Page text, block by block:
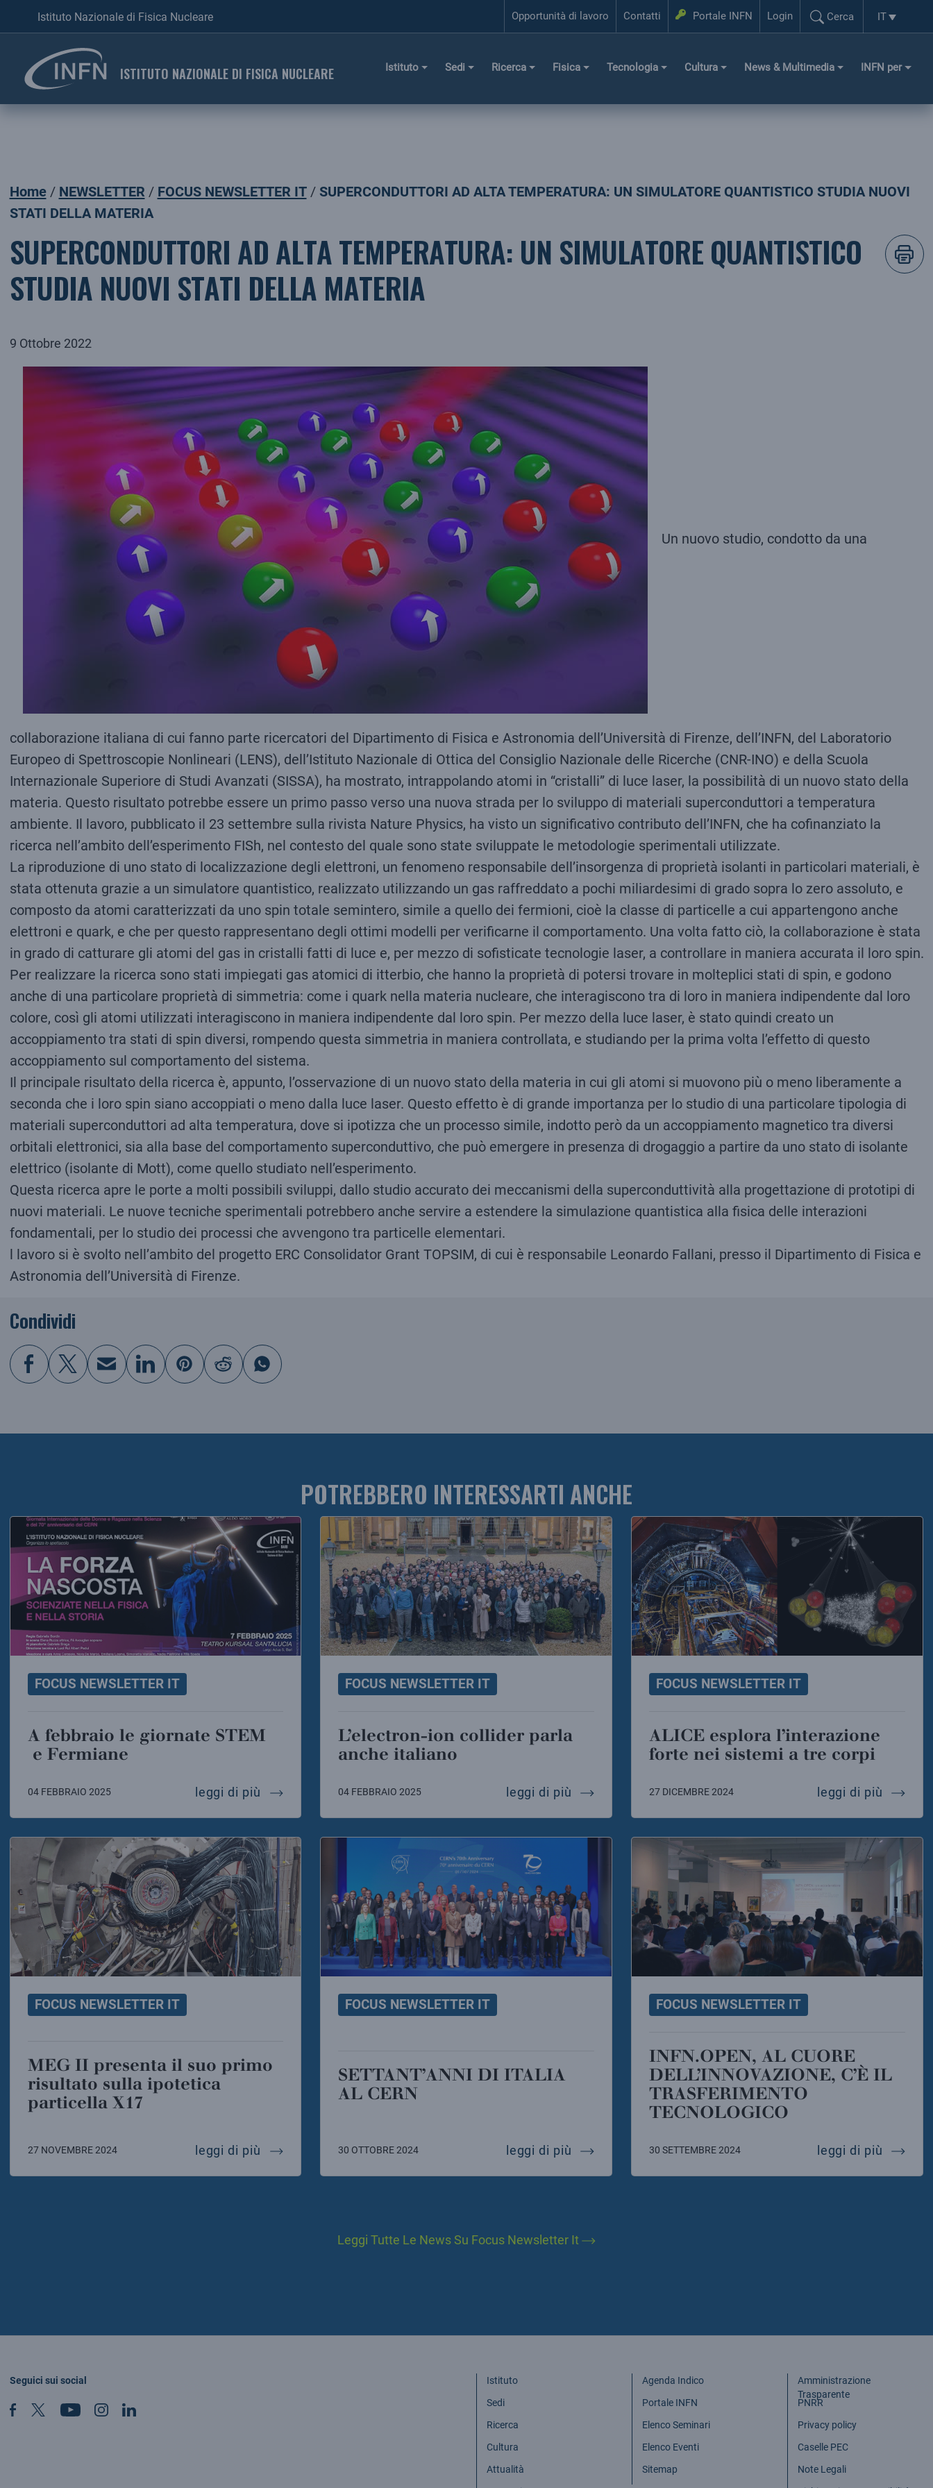
Istituto Nazionale di Fisica Nucleare Opportunità di lavoro Contatti Portale INFN Login
Login
Cerca
Cerca...
Selezione
IT
ISTITUTO NAZIONALE DI FISICA NUCLEARE Istituto Sedi Ricerca Fisica Tecnologia Cultura News & Multimedia INFN per
Home NEWSLETTER FOCUS NEWSLETTER IT
SUPERCONDUTTORI AD ALTA TEMPERATURA: UN SIMULATORE QUANTISTICO STUDIA NUOVI
STATI DELLA MATERIA
SUPERCONDUTTORI AD ALTA TEMPERATURA: UN SIMULATORE QUANTISTICO
STUDIA NUOVI STATI DELLA MATERIA
9 Ottobre 2022
Un nuovo studio, condotto da una
collaborazione italiana di cui fanno parte ricercatori del Dipartimento di Fisica e Astronomia dell’Università di Firenze, dell’INFN, del Laboratorio
Europeo di Spettroscopie Nonlineari (LENS), dell’Istituto Nazionale di Ottica del Consiglio Nazionale delle Ricerche (CNR-INO) e della Scuola
Internazionale Superiore di Studi Avanzati (SISSA), ha mostrato, intrappolando atomi in “cristalli” di luce laser, la possibilità di un nuovo stato della
materia. Questo risultato potrebbe essere un primo passo verso una nuova strada per lo sviluppo di materiali superconduttori a temperatura
ambiente. Il lavoro, pubblicato il 23 settembre sulla rivista Nature Physics, ha visto un significativo contributo dell’INFN, che ha cofinanziato la
ricerca nell’ambito dell’esperimento FISh, nel contesto del quale sono state sviluppate le metodologie sperimentali utilizzate.
La riproduzione di uno stato di localizzazione degli elettroni, un fenomeno responsabile dell’insorgenza di proprietà isolanti in particolari materiali, è
stata ottenuta grazie a un simulatore quantistico, realizzato utilizzando un gas raffreddato a pochi miliardesimi di grado sopra lo zero assoluto, e
composto da atomi caratterizzati da uno spin totale semintero, simile a quello dei fermioni, cioè la classe di particelle a cui appartengono anche
elettroni e quark, e che per questo rappresentano degli ottimi modelli per verificarne il comportamento. Una volta fatto ciò, la collaborazione è stata
in grado di catturare gli atomi del gas in cristalli fatti di luce e, per mezzo di sofisticate tecnologie laser, a controllare in maniera accurata il loro spin.
Per realizzare la ricerca sono stati impiegati gas atomici di itterbio, che hanno la proprietà di potersi trovare in molteplici stati di spin, e godono
anche di una particolare proprietà di simmetria: come i quark nella materia nucleare, che interagiscono tra di loro in maniera indipendente dal loro
colore, così gli atomi utilizzati interagiscono in maniera indipendente dal loro spin. Per mezzo della luce laser, è stato quindi creato un
accoppiamento tra stati di spin diversi, rompendo questa simmetria in maniera controllata, e studiando per la prima volta l’effetto di questo
accoppiamento sul comportamento del sistema.
Il principale risultato della ricerca è, appunto, l’osservazione di un nuovo stato della materia in cui gli atomi si muovono più o meno liberamente a
seconda che i loro spin siano accoppiati o meno dalla luce laser. Questo effetto è di grande importanza per lo studio di una particolare tipologia di
materiali superconduttori ad alta temperatura, dove si ipotizza che un processo simile, indotto però da un accoppiamento magnetico tra diversi
orbitali elettronici, sia alla base del comportamento superconduttivo, che può emergere in presenza di drogaggio a partire da uno stato di isolante
elettrico (isolante di Mott), come quello studiato nell’esperimento.
Questa ricerca apre le porte a molti possibili sviluppi, dallo studio accurato dei meccanismi della superconduttività alla progettazione di prototipi di
nuovi materiali. Le nuove tecniche sperimentali potrebbero anche servire a estendere la simulazione quantistica alla fisica delle interazioni
fondamentali, per lo studio dei processi che avvengono tra particelle elementari.
l lavoro si è svolto nell’ambito del progetto ERC Consolidator Grant TOPSIM, di cui è responsabile Leonardo Fallani, presso il Dipartimento di Fisica e
Astronomia dell’Università di Firenze.
Condividi
POTREBBERO INTERESSARTI ANCHE
FOCUS NEWSLETTER IT
A febbraio le giornate STEM
e Fermiane
04 FEBBRAIO 2025 leggi di più a febbraio le giornate stem e fermiane
FOCUS NEWSLETTER IT
L’electron-ion collider parla
anche italiano
04 FEBBRAIO 2025 leggi di più l’electron-ion collider parla anche italiano
FOCUS NEWSLETTER IT
ALICE esplora l’interazione
forte nei sistemi a tre corpi
27 DICEMBRE 2024 leggi di più alice
FOCUS NEWSLETTER IT
MEG II presenta il suo primo
risultato sulla ipotetica
particella X17
27 NOVEMBRE 2024 leggi di più meg ii presenta il suo primo risultato sulla ipotetica particella x17
FOCUS NEWSLETTER IT
SETTANT’ANNI DI ITALIA
AL CERN
30 OTTOBRE 2024 leggi di più settant’anni di italia al cern
FOCUS NEWSLETTER IT
INFN.OPEN, AL CUORE
DELL’INNOVAZIONE, C’È IL
TRASFERIMENTO
TECNOLOGICO
30 SETTEMBRE 2024 leggi di più
Leggi Tutte Le News Su Focus Newsletter It
Seguici sui social
Istituto
Sedi
Ricerca
Cultura
Attualità
Agenda Indico
Portale INFN
Elenco Seminari
Elenco Eventi
Sitemap
Amministrazione
Trasparente
PNRR
Privacy policy
Caselle PEC
Note Legali